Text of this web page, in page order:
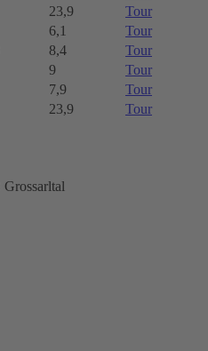
23,9
Tour
6,1
Tour
8,4
Tour
9
Tour
7,9
Tour
23,9 Tour